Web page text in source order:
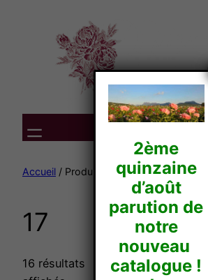
Accueil / Produit Diamètre / 17
17
16 résultats
2ème
quinzaine
d’août
parution de
notre
nouveau
catalogue !